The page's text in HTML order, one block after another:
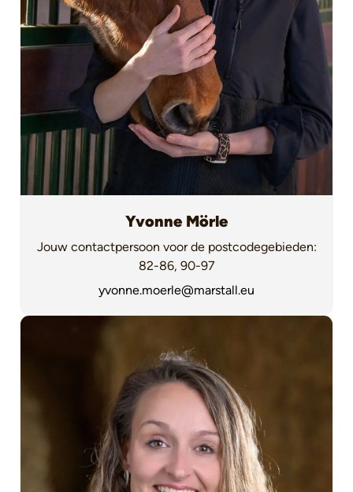
Yvonne Mörle
Jouw contactpersoon voor de postcodegebieden:
82-86, 90-97
yvonne.moerle@marstall.eu